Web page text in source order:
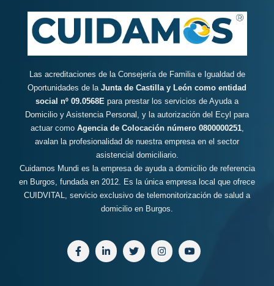
Las acreditaciones de la Consejería de Familia e Igualdad de
Oportunidades de la Junta de Castilla y León como entidad
social nº 09.0568E para prestar los servicios de Ayuda a
Domicilio y Asistencia Personal, y la autorización del Ecyl para
actuar como Agencia de Colocación número 0800000251,
avalan la profesionalidad de nuestra empresa en el sector
asistencial domiciliario.
Cuidamos Mundi es la empresa de ayuda a domicilio de referencia
en Burgos, fundada en 2012. Es la única empresa local que ofrece
CUIDVITAL, servicio exclusivo de telemonitorización de salud a
domicilio en Burgos.